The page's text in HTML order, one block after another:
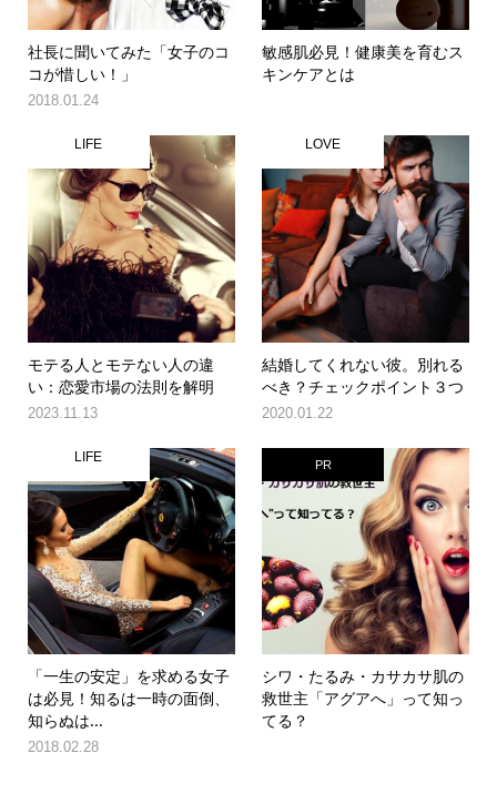
社長に聞いてみた「女子のコ
コが惜しい！」
2018.01.24
敏感肌必見！健康美を育むス
キンケアとは
LIFE
モテる人とモテない人の違
い：恋愛市場の法則を解明
2023.11.13
LOVE
結婚してくれない彼。別れる
べき？チェックポイント３つ
2020.01.22
LIFE
「一生の安定」を求める女子
は必見！知るは一時の面倒、
知らぬは...
2018.02.28
PR
シワ・たるみ・カサカサ肌の
救世主「アグアへ」って知っ
てる？